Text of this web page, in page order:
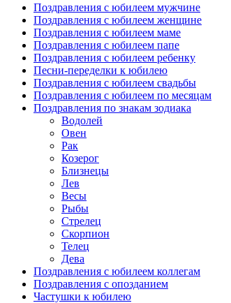
Поздравления с юбилеем мужчине
Поздравления с юбилеем женщине
Поздравления с юбилеем маме
Поздравления с юбилеем папе
Поздравления с юбилеем ребенку
Песни-переделки к юбилею
Поздравления с юбилеем свадьбы
Поздравления с юбилеем по месяцам
Поздравления по знакам зодиака
Водолей
Овен
Рак
Козерог
Близнецы
Лев
Весы
Рыбы
Стрелец
Скорпион
Телец
Дева
Поздравления с юбилеем коллегам
Поздравления с опозданием
Частушки к юбилею